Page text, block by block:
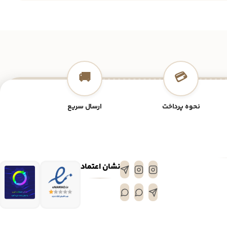
💳
نحوه پرداخت
🚚
ارسال سریع
نشان اعتماد